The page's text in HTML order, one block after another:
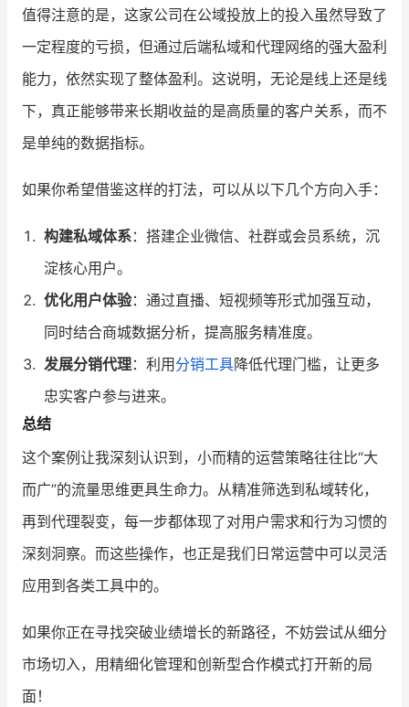
值得注意的是，这家公司在公域投放上的投入虽然导致了
一定程度的亏损，但通过后端私域和代理网络的强大盈利
能力，依然实现了整体盈利。这说明，无论是线上还是线
下，真正能够带来长期收益的是高质量的客户关系，而不
是单纯的数据指标。
如果你希望借鉴这样的打法，可以从以下几个方向入手：
构建私域体系：搭建企业微信、社群或会员系统，沉
淀核心用户。
优化用户体验：通过直播、短视频等形式加强互动，
同时结合商城数据分析，提高服务精准度。
发展分销代理：利用 分销工具降低代理门槛，让更多
忠实客户参与进来。
总结
这个案例让我深刻认识到，小而精的运营策略往往比“大
而广”的流量思维更具生命力。从精准筛选到私域转化，
再到代理裂变，每一步都体现了对用户需求和行为习惯的
深刻洞察。而这些操作，也正是我们日常运营中可以灵活
应用到各类工具中的。
如果你正在寻找突破业绩增长的新路径，不妨尝试从细分
市场切入，用精细化管理和创新型合作模式打开新的局
面！